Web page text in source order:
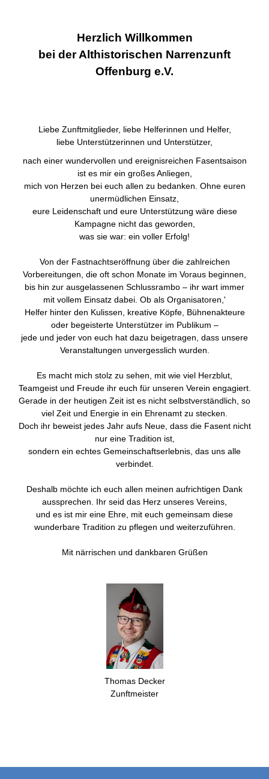
Herzlich Willkommen
bei der Althistorischen Narrenzunft
Offenburg e.V.
Liebe Zunftmitglieder, liebe Helferinnen und Helfer,
liebe Unterstützerinnen und Unterstützer,
nach einer wundervollen und ereignisreichen Fasentsaison
ist es mir ein großes Anliegen,
mich von Herzen bei euch allen zu bedanken. Ohne euren
unermüdlichen Einsatz,
eure Leidenschaft und eure Unterstützung wäre diese
Kampagne nicht das geworden,
was sie war: ein voller Erfolg!
Von der Fastnachtseröffnung über die zahlreichen
Vorbereitungen, die oft schon Monate im Voraus beginnen,
bis hin zur ausgelassenen Schlussrambo – ihr wart immer
mit vollem Einsatz dabei. Ob als Organisatoren,'
Helfer hinter den Kulissen, kreative Köpfe, Bühnenakteure
oder begeisterte Unterstützer im Publikum –
jede und jeder von euch hat dazu beigetragen, dass unsere
Veranstaltungen unvergesslich wurden.
Es macht mich stolz zu sehen, mit wie viel Herzblut,
Teamgeist und Freude ihr euch für unseren Verein engagiert.
Gerade in der heutigen Zeit ist es nicht selbstverständlich, so
viel Zeit und Energie in ein Ehrenamt zu stecken.
Doch ihr beweist jedes Jahr aufs Neue, dass die Fasent nicht
nur eine Tradition ist,
sondern ein echtes Gemeinschaftserlebnis, das uns alle
verbindet.
Deshalb möchte ich euch allen meinen aufrichtigen Dank
aussprechen. Ihr seid das Herz unseres Vereins,
und es ist mir eine Ehre, mit euch gemeinsam diese
wunderbare Tradition zu pflegen und weiterzuführen.
Mit närrischen und dankbaren Grüßen
Thomas Decker
Zunftmeister